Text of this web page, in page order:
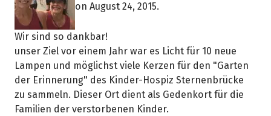
on August 24, 2015.
Wir sind so dankbar!
unser Ziel vor einem Jahr war es Licht für 10 neue
Lampen und möglichst viele Kerzen für den "Garten
der Erinnerung" des Kinder-Hospiz Sternenbrücke
zu sammeln. Dieser Ort dient als Gedenkort für die
Familien der verstorbenen Kinder.